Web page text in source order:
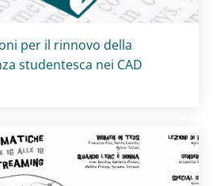
per il rinnovo della
studentesca nei CAD